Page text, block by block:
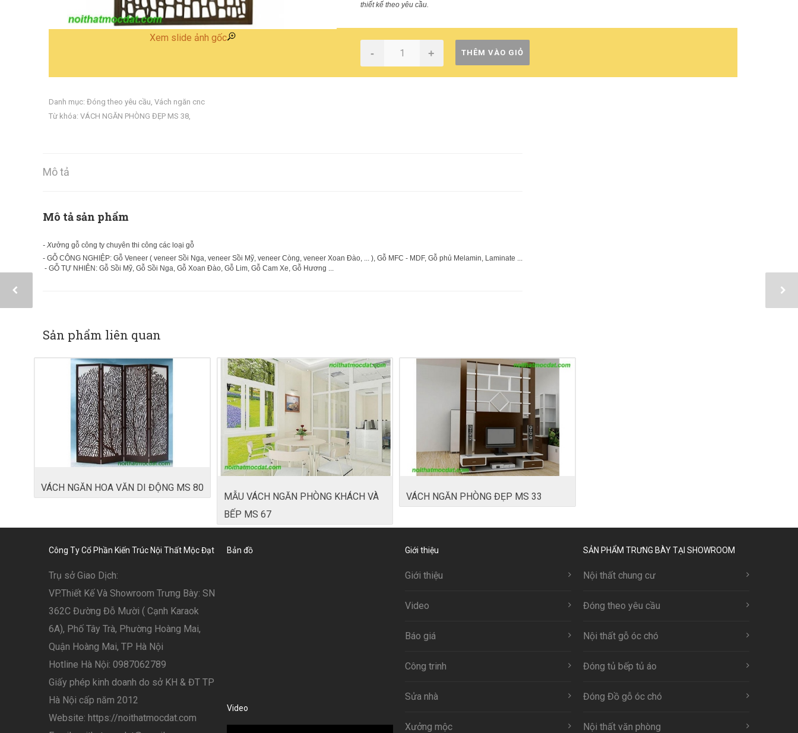
Xem slide ảnh gốc
thiết kế theo yêu cầu.
- + THÊM VÀO GIỎ
Danh mục: Đóng theo yêu cầu, Vách ngăn cnc
Từ khóa: VÁCH NGĂN PHÒNG ĐẸP MS 38,
Mô tả
Mô tả sản phẩm
- Xưởng gỗ công ty chuyên thi công các loại gỗ
- GỖ CÔNG NGHIỆP: Gỗ Veneer ( veneer Sồi Nga, veneer Sồi Mỹ, veneer Còng, veneer Xoan Đào, ... ), Gỗ MFC - MDF, Gỗ phủ Melamin, Laminate ...
- GỖ TỰ NHIÊN: Gỗ Sồi Mỹ, Gỗ Sồi Nga, Gỗ Xoan Đào, Gỗ Lim, Gỗ Cam Xe, Gỗ Hương ...
Sản phẩm liên quan
VÁCH NGĂN HOA VĂN DI ĐỘNG MS 80
MẪU VÁCH NGĂN PHÒNG KHÁCH VÀ
BẾP MS 67
VÁCH NGĂN PHÒNG ĐẸP MS 33
Công Ty Cổ Phần Kiến Trúc Nội Thất Mộc Đạt
Trụ sở Giao Dịch:
VP.Thiết Kế Và Showroom Trưng Bày: SN
362C Đường Đỗ Mười ( Cạnh Karaok
6A), Phố Tây Trà, Phường Hoàng Mai,
Quận Hoàng Mai, TP Hà Nội
Hotline Hà Nội: 0987062789
Giấy phép kinh doanh do sở KH & ĐT TP
Hà Nội cấp năm 2012
Website: https://noithatmocdat.com
Bản đồ
Video
Giới thiệu
Giới thiệu
Video
Báo giá
Công trinh
Sửa nhà
Xưởng mộc
SẢN PHẨM TRƯNG BÀY TẠI SHOWROOM
Nội thất chung cư
Đóng theo yêu cầu
Nội thất gỗ óc chó
Đóng tủ bếp tủ áo
Đóng Đồ gỗ óc chó
Nội thất văn phòng